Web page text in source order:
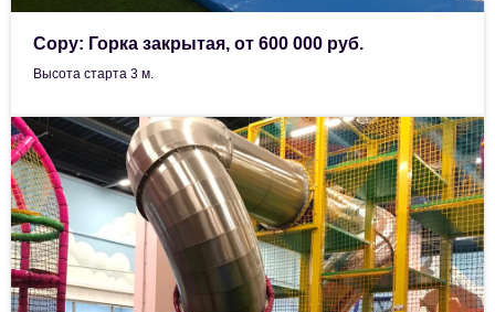
Copy: Горка закрытая, от 600 000 руб.
Высота старта 3 м.